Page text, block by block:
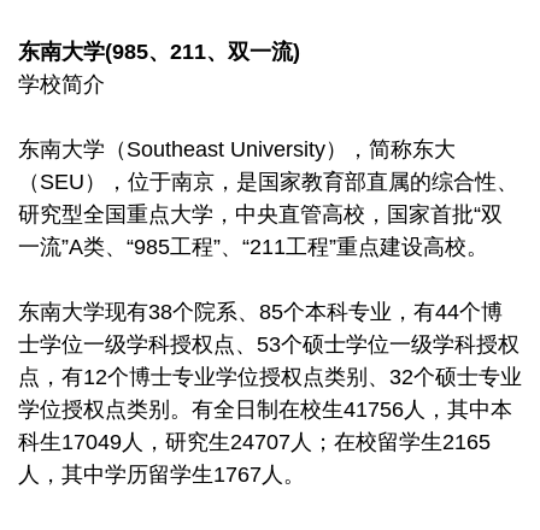
东南大学(985、211、双一流)
学校简介
东南大学（Southeast University），简称东大
（SEU），位于南京，是国家教育部直属的综合性、
研究型全国重点大学，中央直管高校，国家首批“双
一流”A类、“985工程”、“211工程”重点建设高校。
东南大学现有38个院系、85个本科专业，有44个博
士学位一级学科授权点、53个硕士学位一级学科授权
点，有12个博士专业学位授权点类别、32个硕士专业
学位授权点类别。有全日制在校生41756人，其中本
科生17049人，研究生24707人；在校留学生2165
人，其中学历留学生1767人。